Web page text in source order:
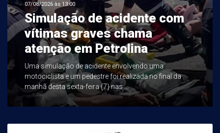
07/08/2026 às 13:00
Simulação de acidente com
vítimas graves chama
atenção em Petrolina
Uma simulação de acidente envolvendo uma
motociclista e um pedestre foi realizada no final da
manhã desta sexta-feira (7) nas ...